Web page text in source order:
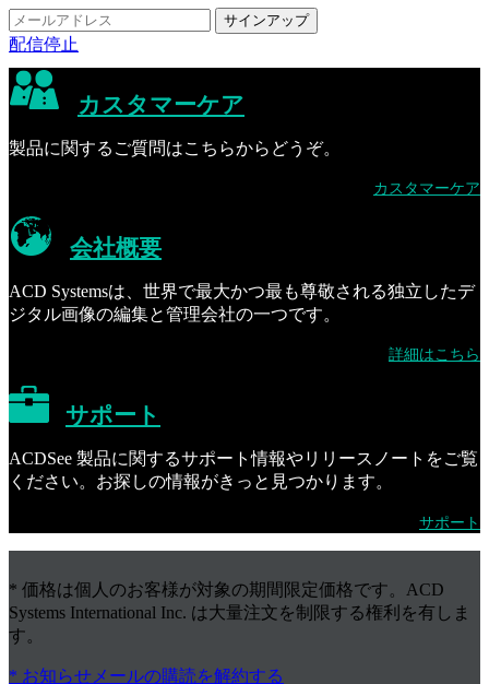
配信停止
カスタマーケア
製品に関するご質問はこちらからどうぞ。
カスタマーケア
会社概要
ACD Systemsは、世界で最大かつ最も尊敬される独立したデ
ジタル画像の編集と管理会社の一つです。
詳細はこちら
サポート
ACDSee 製品に関するサポート情報やリリースノートをご覧
ください。お探しの情報がきっと見つかります。
サポート
* 価格は個人のお客様が対象の期間限定価格です。ACD
Systems International Inc. は大量注文を制限する権利を有しま
す。
* お知らせメールの購読を解約する